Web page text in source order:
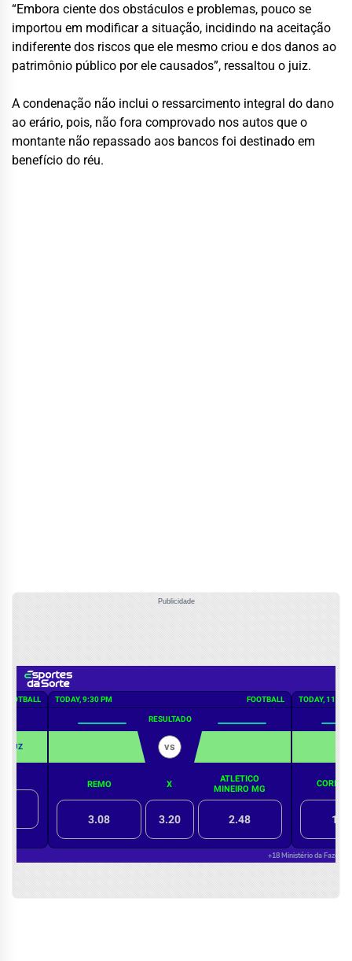
“Embora ciente dos obstáculos e problemas, pouco se
importou em modificar a situação, incidindo na aceitação
indiferente dos riscos que ele mesmo criou e dos danos ao
patrimônio público por ele causados”, ressaltou o juiz.
A condenação não inclui o ressarcimento integral do dano
ao erário, pois, não fora comprovado nos autos que o
montante não repassado aos bancos foi destinado em
benefício do réu.
Publicidade